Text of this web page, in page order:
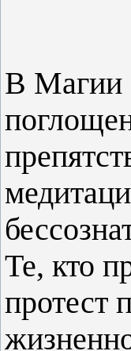
В Магии
Те, кто
протест